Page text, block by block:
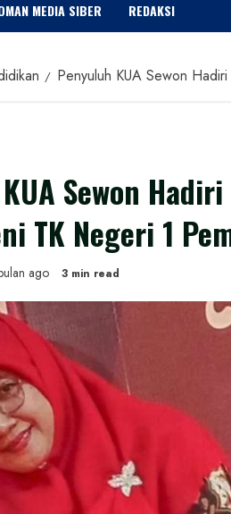
MEDIA SIBER REDAKSI
Penyuluh KUA Sewon
Sewon
TK Negeri 1
ago 3 min read